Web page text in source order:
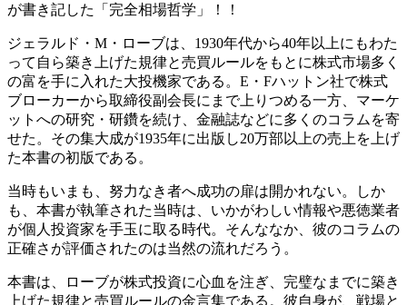
が書き記した「完全相場哲学」！！
ジェラルド・M・ローブは、1930年代から40年以上にもわた
って自ら築き上げた規律と売買ルールをもとに株式市場多く
の富を手に入れた大投機家である。E・Fハットン社で株式
ブローカーから取締役副会長にまで上りつめる一方、マーケ
ットへの研究・研鑽を続け、金融誌などに多くのコラムを寄
せた。その集大成が1935年に出版し20万部以上の売上を上げ
た本書の初版である。
当時もいまも、努力なき者へ成功の扉は開かれない。しか
も、本書が執筆された当時は、いかがわしい情報や悪徳業者
が個人投資家を手玉に取る時代。そんななか、彼のコラムの
正確さが評価されたのは当然の流れだろう。
本書は、ローブが株式投資に心血を注ぎ、完璧なまでに築き
上げた規律と売買ルールの金言集である。彼自身が、戦場と